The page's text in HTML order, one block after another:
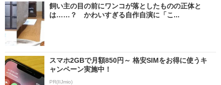
飼い主の目の前にワンコが落としたものの正体と
は……？ かわいすぎる自作自演に「こ...
スマホ2GBで月額850円～ 格安SIMをお得に使うキ
ャンペーン実施中！
PR(IIJmio)